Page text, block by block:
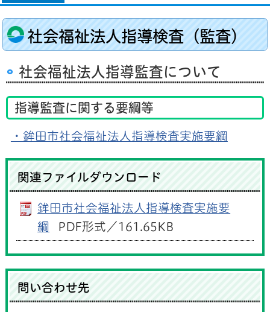
社会福祉法人指導検査（監査）
社会福祉法人指導監査について
指導監査に関する要綱等
・鉾田市社会福祉法人指導検査実施要綱
関連ファイルダウンロード
鉾田市社会福祉法人指導検査実施要
綱
PDF形式／161.65KB
問い合わせ先